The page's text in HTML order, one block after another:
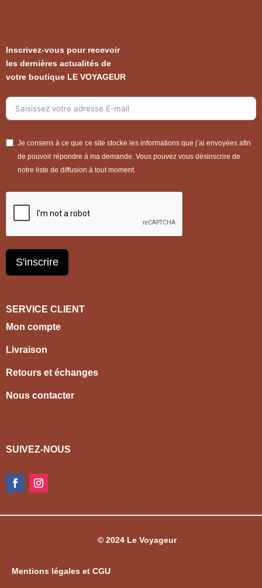
Inscrivez-vous pour recevoir
les dernières actualités de
votre boutique LE VOYAGEUR
Je consens à ce que ce site stocke les informations que j’ai envoyées afin
de pouvoir répondre à ma demande. Vous pouvez vous désinscrire de
notre liste de diffusion à tout moment.
S'inscrire
SERVICE CLIENT
Mon compte
Livraison
Retours et échanges
Nous contacter
SUIVEZ-NOUS
© 2024 Le Voyageur
Mentions légales et CGU